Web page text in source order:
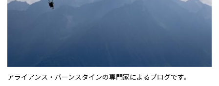
アライアンス・バーンスタインの専門家によるブログです。